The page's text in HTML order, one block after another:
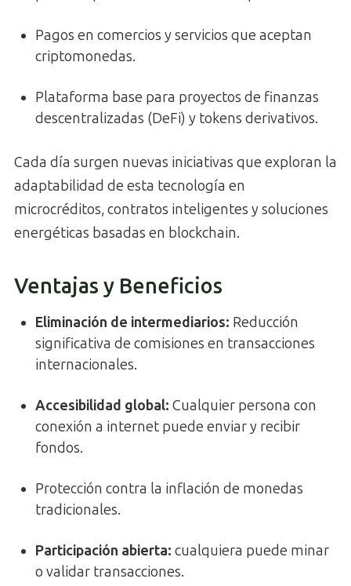
Pagos en comercios y servicios que aceptan
criptomonedas.
Plataforma base para proyectos de finanzas
descentralizadas (DeFi) y tokens derivativos.
Cada día surgen nuevas iniciativas que exploran la
adaptabilidad de esta tecnología en
microcréditos, contratos inteligentes y soluciones
energéticas basadas en blockchain.
Ventajas y Beneficios
Eliminación de intermediarios: Reducción
significativa de comisiones en transacciones
internacionales.
Accesibilidad global: Cualquier persona con
conexión a internet puede enviar y recibir
fondos.
Protección contra la inflación de monedas
tradicionales.
Participación abierta: cualquiera puede minar
o validar transacciones.